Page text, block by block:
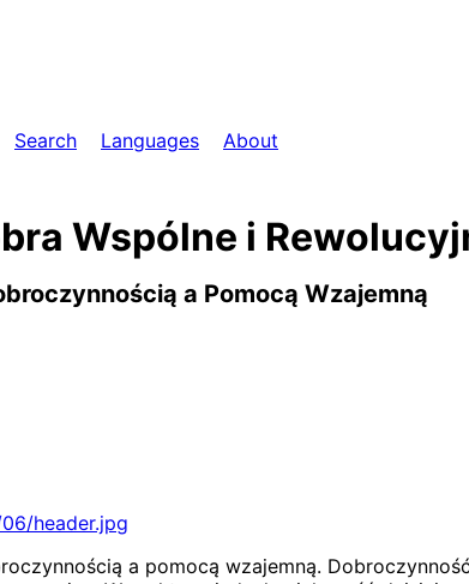
Search Languages
About
Wspólne i
a Pomocą Wzajemną
header.jpg
a pomocą wzajemną.